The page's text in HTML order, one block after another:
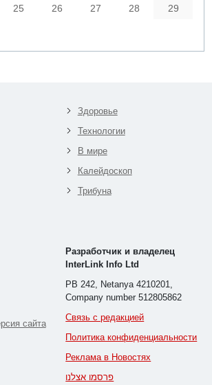
25 26 27 28
29
Здоровье
Технологии
В мире
Калейдоскоп
Трибуна
сайта
Разработчик и владелец
InterLink Info Ltd
PB 242, Netanya 4210201,
Company number 512805862
Связь с редакцией
Политика конфиденциальности
Реклама в Новостях
פרסמו אצלנו